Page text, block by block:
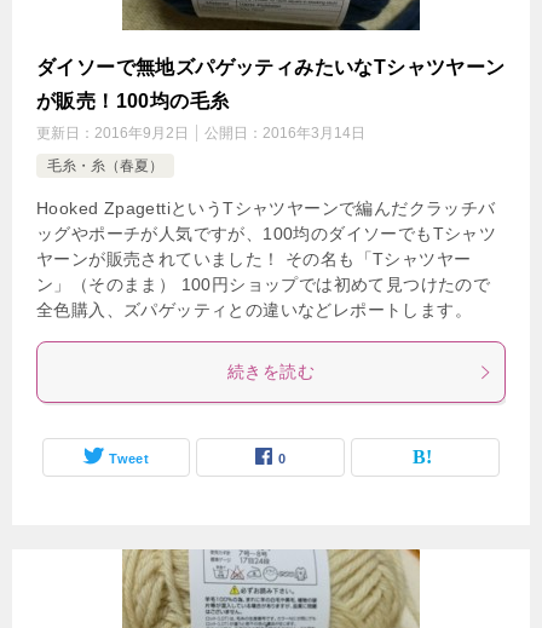
ダイソーで無地ズパゲッティみたいなTシャツヤーン
が販売！100均の毛糸
更新日： 2016年9月2日 公開日： 2016年3月14日
毛糸・糸（春夏）
Hooked ZpagettiというTシャツヤーンで編んだクラッチバ
ッグやポーチが人気ですが、100均のダイソーでもTシャツ
ヤーンが販売されていました！ その名も「Tシャツヤー
ン」（そのまま） 100円ショップでは初めて見つけたので
全色購入、ズパゲッティとの違いなどレポートします。
続きを読む
Tweet 0